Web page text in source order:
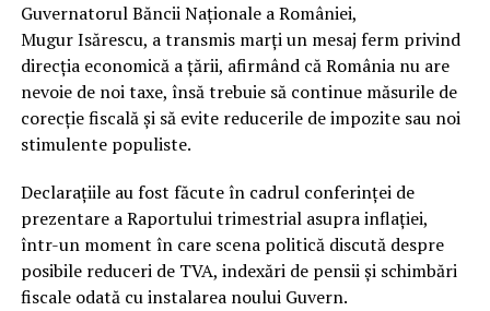
Guvernatorul Băncii Naționale a României,
Mugur Isărescu, a transmis marți un mesaj ferm privind
direcția economică a țării, afirmând că România nu are
nevoie de noi taxe, însă trebuie să continue măsurile de
corecție fiscală și să evite reducerile de impozite sau noi
stimulente populiste.
Declarațiile au fost făcute în cadrul conferinței de
prezentare a Raportului trimestrial asupra inflației,
într-un moment în care scena politică discută despre
posibile reduceri de TVA, indexări de pensii și schimbări
fiscale odată cu instalarea noului Guvern.